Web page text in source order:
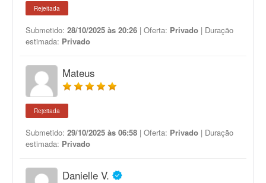
Rejeitada
Submetido: 28/10/2025 às 20:26 | Oferta: Privado | Duração
estimada: Privado
Mateus
Rejeitada
Submetido: 29/10/2025 às 06:58 | Oferta: Privado | Duração
estimada: Privado
Danielle V.